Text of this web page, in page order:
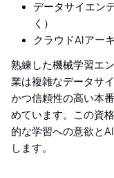
データサイエン
く）
クラウドAIアー
熟練した機械学習エ
業は複雑なデータサ
かつ信頼性の高い本
めています。この資
的な学習への意欲と
します。